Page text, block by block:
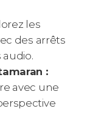
les
des arrêts
:
avec une